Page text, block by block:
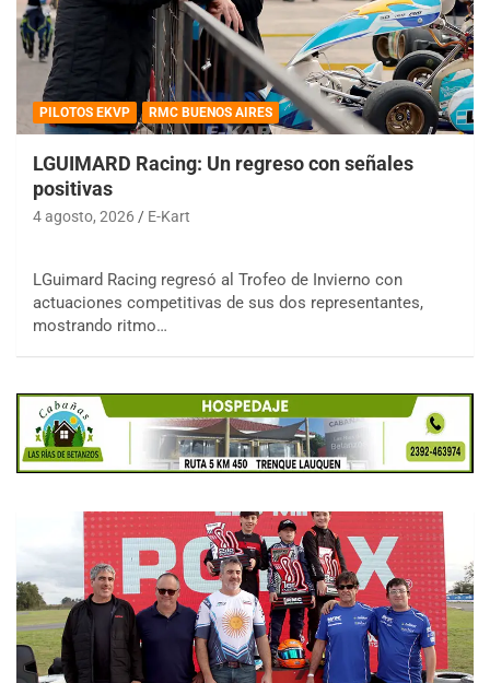
PILOTOS EKVP RMC BUENOS AIRES
LGUIMARD Racing: Un regreso con señales
positivas
4 agosto, 2026 E-Kart
LGuimard Racing regresó al Trofeo de Invierno con
actuaciones competitivas de sus dos representantes,
mostrando ritmo…